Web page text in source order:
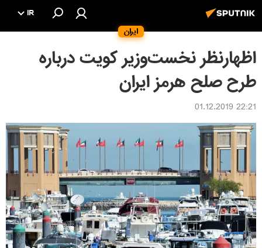
ایران
IR
اظهارنظر نخست‌وزیر کویت درباره
طرح صلح هرمز ایران
22:21 01.12.2019